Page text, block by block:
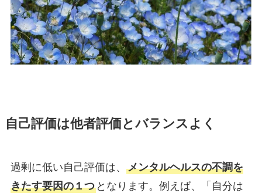
自己評価は他者評価とバランスよく
過剰に低い自己評価は、 メンタルヘルスの不調を
きたす要因の１つとなります。例えば、「自分は